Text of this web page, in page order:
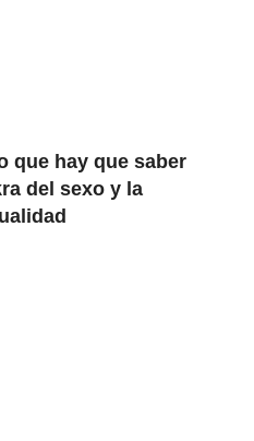
que hay que saber
del sexo y la